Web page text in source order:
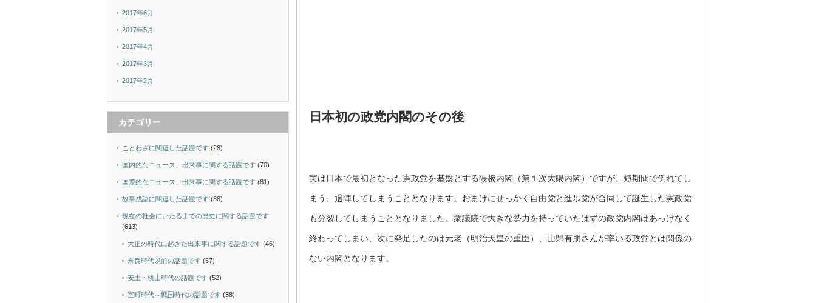
日本初の政党内閣のその後
実は日本で最初となった憲政党を基盤とする隈板内閣（第１次大隈内閣）ですが、短期間で倒れてし
まう、退陣してしまうこととなります。おまけにせっかく自由党と進歩党が合同して誕生した憲政党
も分裂してしまうこととなりました。衆議院で大きな勢力を持っていたはずの政党内閣はあっけなく
終わってしまい、次に発足したのは元老（明治天皇の重臣）、山県有朋さんが率いる政党とは関係の
ない内閣となります。
2017年6月
2017年5月
2017年4月
2017年3月
2017年2月
カテゴリー
ことわざに関連した話題です (28)
国内的なニュース、出来事に関する話題です (70)
国際的なニュース、出来事に関する話題です (81)
故事成語に関連した話題です (38)
現在の社会にいたるまでの歴史に関する話題です
(613)
大正の時代に起きた出来事に関する話題です (46)
奈良時代以前の話題です (57)
安土・桃山時代の話題です (52)
室町時代～戦国時代の話題です (38)